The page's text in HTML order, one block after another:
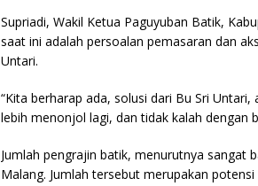
Supriadi, Wakil Ketua Paguyuban Batik,
saat ini adalah persoalan pemasaran dan
Untari.
“Kita berharap ada, solusi dari Bu Sri
lebih menonjol lagi, dan tidak kalah dengan
Jumlah pengrajin batik, menurutnya sangat
Malang. Jumlah tersebut merupakan